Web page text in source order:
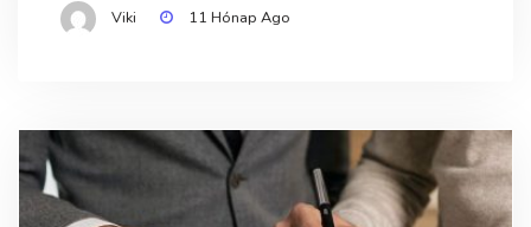
Viki 11 Hónap Ago